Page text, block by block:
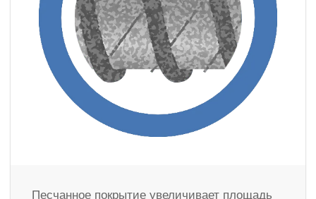
Песчанное покрытие увеличивает площадь